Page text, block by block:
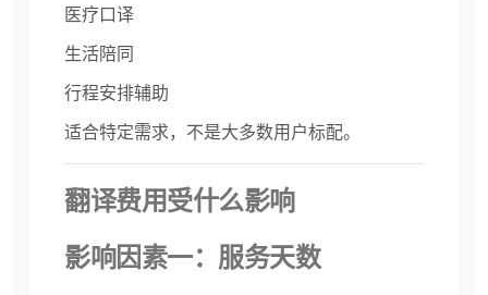
医疗口译
生活陪同
行程安排辅助
适合特定需求，不是大多数用户标配。
翻译费用受什么影响
影响因素一：服务天数